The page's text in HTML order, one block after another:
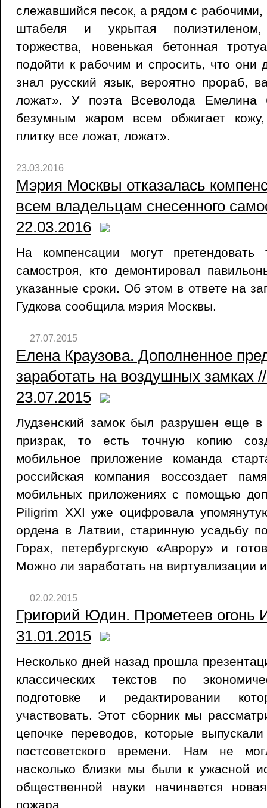
слежавшийся песок, а рядом с рабочими,
штабеля и укрытая
торжества, новенькая бетонная
подойти к рабочим и спросить, что они
знал русский язык, вероятно прораб,
ложат». У поэта Всеволода Емелина
безумным жаром всем обжигает кожу,
плитку все ложат, ложат».
23.03.2016
Мэрия Москвы отказалась
всем владельцам снесенного
22.03.2016
На компенсации могут претендовать
самостроя, кто демонтировал
указанные сроки. Об этом в ответе на
Гудкова сообщила мэрия Москвы.
27.07.2015
Елена Краузова. Дополненное
заработать на воздушных замках
23.07.2015
Лудзенский замок был разрушен еще в
призрак, то есть точную копию
мобильное приложение команда
российская компания воссоздает
мобильных приложениях с помощью
Piligrim XXI уже оцифровала
ордена в Латвии, старинную усадьбу
Горах, петербургскую «Аврору» и
Можно ли заработать на виртуализации
02.02.2015
Григорий Юдин. Прометеев
31.01.2015
Несколько дней назад прошла
классических текстов по
подготовке и редактировании
участвовать. Этот сборник мы
цепочке переводов, которые
постсоветского времени. Нам не
насколько близки мы были к ужасной
общественной науки начинается
пожара.